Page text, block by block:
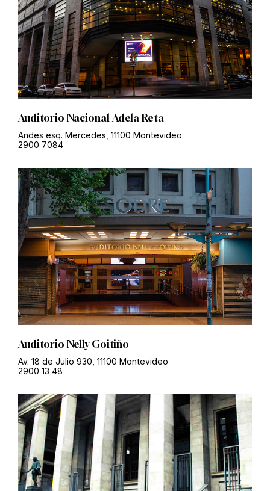
Auditorio Nacional Adela Reta
Andes esq. Mercedes, 11100 Montevideo
2900 7084
Auditorio Nelly Goitiño
Av. 18 de Julio 930, 11100 Montevideo
2900 13 48